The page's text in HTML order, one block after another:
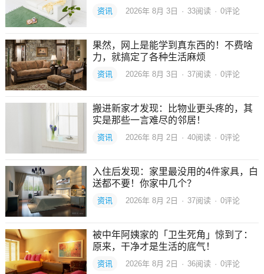
资讯 2026年 8月 3日 · 33阅读 · 0评论
果然，网上是能学到真东西的！不费啥
力，就搞定了各种生活麻烦
资讯 2026年 8月 3日 · 37阅读 · 0评论
搬进新家才发现：比物业更头疼的，其
实是那些一言难尽的邻居！
资讯 2026年 8月 2日 · 40阅读 · 0评论
入住后发现：家里最没用的4件家具，白
送都不要！你家中几个？
资讯 2026年 8月 2日 · 37阅读 · 0评论
被中年阿姨家的「卫生死角」惊到了：
原来，干净才是生活的底气！
资讯 2026年 8月 2日 · 36阅读 · 0评论